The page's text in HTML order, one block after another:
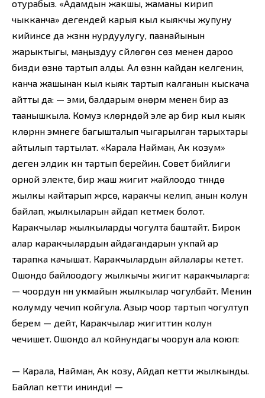
отурабыз. «Адамдын жакшы, жаманы кирип
чыкканча» дегендей карыя кыл кыякчы жупуну
кийинсе да жүзүнүн нурдуулугу, паанайынын
жарыктыгы, маңыздуу сүйлөгөн сөзү менен дароо
бизди өзүнө тартып алды. Ал өзүнүн кайдан келгенин,
канча жашынан кыл кыяк тартып калганын кыскача
айтты да: — эми, балдарым өнөрүм менен бир аз
таанышкыла. Комуз күүлөрүндөй эле ар бир кыл кыяк
күүлөрүнүн эмнеге багышталып чыгарылган тарыхтары
айтылып тартылат. «Карала Найман, Ак козум»
деген элдик күүнү тартып берейин. Совет бийлиги
орной электе, бир жаш жигит жайлоодо түнүндө
жылкы кайтарып жүрсө, каракчы келип, анын колун
байлап, жылкыларын айдап кетмек болот.
Каракчылар жылкыларды чогулта баштайт. Бирок
алар каракчылардын айдагандарын укпай ар
тарапка качышат. Каракчылардын айлалары кетет.
Ошондо байлоодогу жылкычы жигит каракчыларга:
— чоордун үнүн укмайын жылкылар чогулбайт. Менин
колумду чечип койгула. Азыр чоор тартып чогултуп
берем — дейт, Каракчылар жигиттин колун
чечишет. Ошондо ал койнундагы чоорун ала коюп:
— Карала, Найман, Ак козу, Айдап кетти жылкынды.
Байлап кетти ининди! —